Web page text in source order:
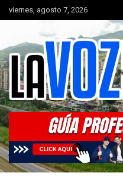
Saltar
al
viernes, agosto 7, 2026
La Voz del
Portal de noticias